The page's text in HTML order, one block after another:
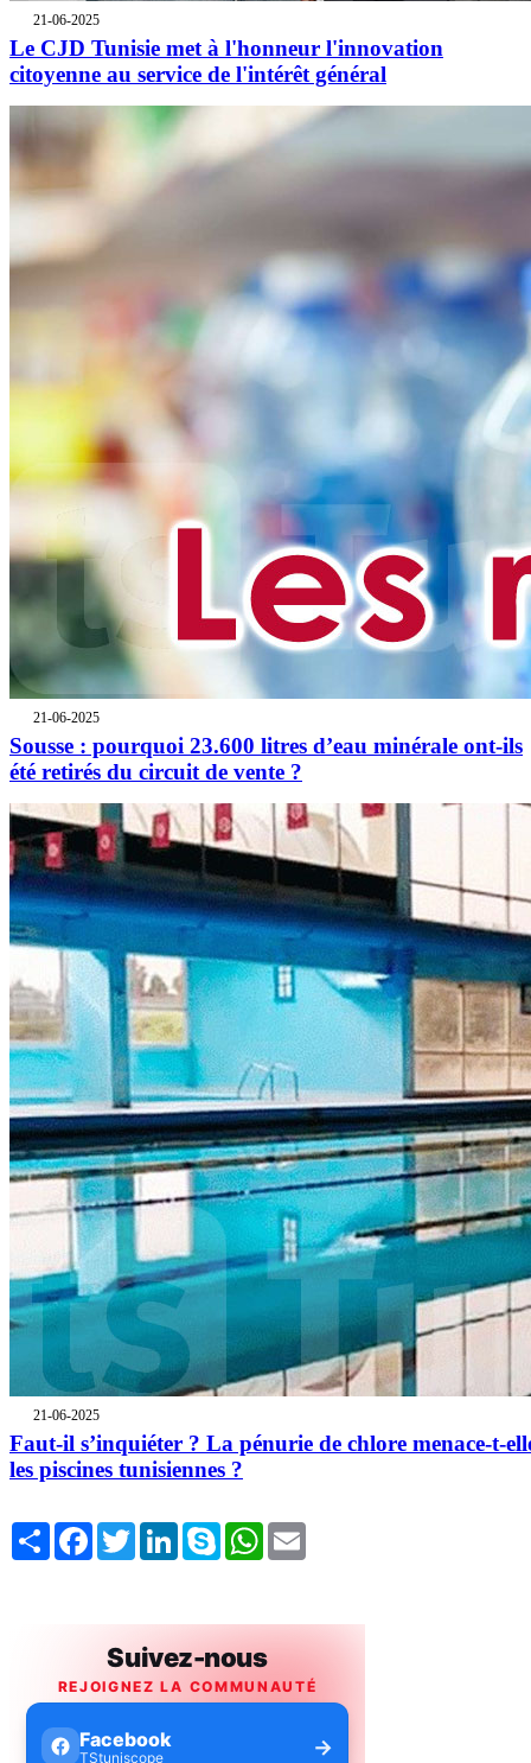
21-06-2025
Le CJD Tunisie met à l'honneur l'innovation
citoyenne au service de l'intérêt général
21-06-2025
Sousse : pourquoi 23.600 litres d’eau minérale ont-ils
été retirés du circuit de vente ?
21-06-2025
Faut-il s’inquiéter ? La pénurie de chlore menace-t-
les piscines tunisiennes ?
Share FacebookTwitterLinkedInSkype WhatsApp